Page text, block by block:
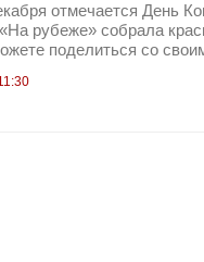
отмечается День
рубеже» собрала
поделиться со